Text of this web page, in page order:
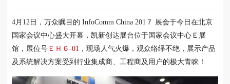
4月12日，万众瞩目的 InfoComm China 201 ７ 展会于今日在北京
国家会议中心盛大开幕，凯新创达展台位于国家会议中心Ｅ展
馆，展位号 ＥＨ６-01 ，现场人气火爆，观众络绎不绝，展示产品
及系统解决方案受到行业集成商、工程商及用户的极大青睐！